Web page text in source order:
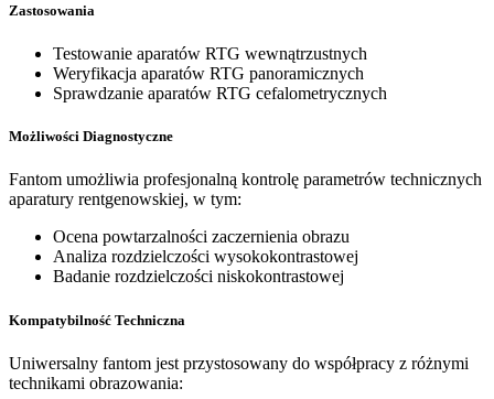
Zastosowania
Testowanie aparatów RTG wewnątrzustnych
Weryfikacja aparatów RTG panoramicznych
Sprawdzanie aparatów RTG cefalometrycznych
Możliwości Diagnostyczne
Fantom umożliwia profesjonalną kontrolę parametrów technicznych
aparatury rentgenowskiej, w tym:
Ocena powtarzalności zaczernienia obrazu
Analiza rozdzielczości wysokokontrastowej
Badanie rozdzielczości niskokontrastowej
Kompatybilność Techniczna
Uniwersalny fantom jest przystosowany do współpracy z różnymi
technikami obrazowania: